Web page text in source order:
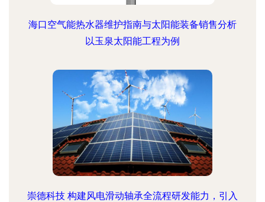
海口空气能热水器维护指南与太阳能装备销售分析
以玉泉太阳能工程为例
崇德科技 构建风电滑动轴承全流程研发能力，引入